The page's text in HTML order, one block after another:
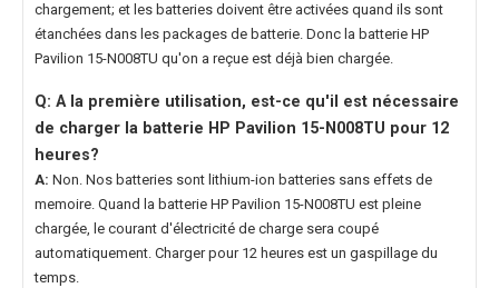
chargement; et les batteries doivent être activées quand ils sont
étanchées dans les packages de batterie. Donc la batterie HP
Pavilion 15-N008TU qu'on a reçue est déjà bien chargée.
Q: A la première utilisation, est-ce qu'il est nécessaire
de charger la batterie HP Pavilion 15-N008TU pour 12
heures?
A: Non. Nos batteries sont lithium-ion batteries sans effets de
memoire. Quand la batterie HP Pavilion 15-N008TU est pleine
chargée, le courant d'électricité de charge sera coupé
automatiquement. Charger pour 12 heures est un gaspillage du
temps.